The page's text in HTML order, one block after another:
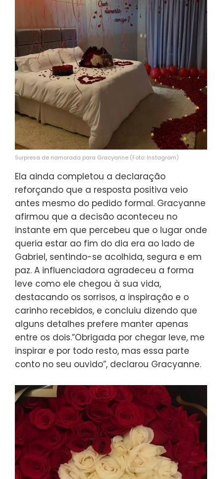
Surpresa de namorada para Gracyanne (Foto: Instagram)
Ela ainda completou a declaração
reforçando que a resposta positiva veio
antes mesmo do pedido formal. Gracyanne
afirmou que a decisão aconteceu no
instante em que percebeu que o lugar onde
queria estar ao fim do dia era ao lado de
Gabriel, sentindo-se acolhida, segura e em
paz. A influenciadora agradeceu a forma
leve como ele chegou à sua vida,
destacando os sorrisos, a inspiração e o
carinho recebidos, e concluiu dizendo que
alguns detalhes prefere manter apenas
entre os dois.”Obrigada por chegar leve, me
inspirar e por todo resto, mas essa parte
conto no seu ouvido”, declarou Gracyanne.